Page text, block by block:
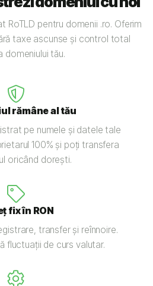
RoTLD pentru domenii .ro. Oferim
taxe ascunse și control total
domeniului tău.
rămâne al tău
pe numele și datele tale
100% și poți transfera
oricând dorești.
fix în RON
transfer și reînnoire.
fluctuații de curs valutar.